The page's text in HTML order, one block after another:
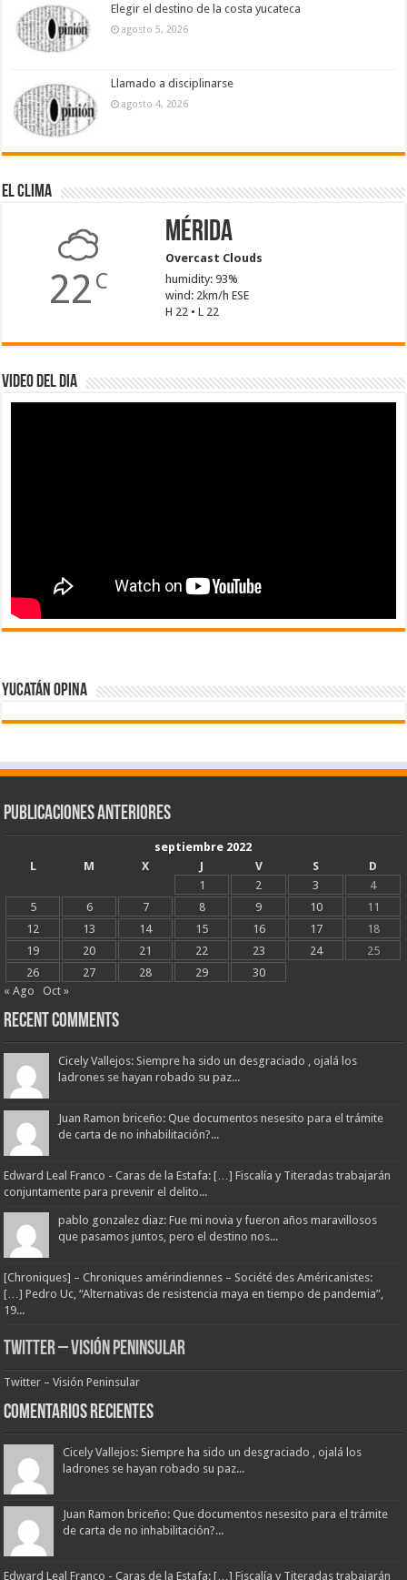
Elegir el destino de la costa yucateca
agosto 5, 2026
Llamado a disciplinarse
agosto 4, 2026
El Clima
22 C
Mérida
Overcast Clouds
humidity: 93%
wind: 2km/h ESE
H 22 • L 22
Video del dia
Yucatán Opina
Publicaciones Anteriores
septiembre 2022
L
M X J V S
D
1
2 3
4
5
6 7 8 9 10
11
12
13 14 15 16 17
18
19
20 21 22 23 24
25
26
27 28 29
30
« Ago
Oct »
Recent Comments
Cicely Vallejos: Siempre ha sido un desgraciado , ojalá los
ladrones se hayan robado su paz...
Juan Ramon briceño: Que documentos nesesito para el trámite
de carta de no inhabilitación?...
Edward Leal Franco - Caras de la Estafa: […] Fiscalía y Titeradas trabajarán
conjuntamente para prevenir el delito...
pablo gonzalez diaz: Fue mi novia y fueron años maravillosos
que pasamos juntos, pero el destino nos...
[Chroniques] – Chroniques amérindiennes – Société des Américanistes:
[…] Pedro Uc, “Alternativas de resistencia maya en tiempo de pandemia”,
19...
Twitter – Visión Peninsular
Twitter – Visión Peninsular
Comentarios Recientes
Cicely Vallejos: Siempre ha sido un desgraciado , ojalá los
ladrones se hayan robado su paz...
Juan Ramon briceño: Que documentos nesesito para el trámite
de carta de no inhabilitación?...
Edward Leal Franco - Caras de la Estafa: […] Fiscalía y Titeradas trabajarán